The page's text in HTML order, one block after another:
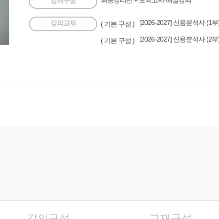
강의교재 ( 기본 구성 ) [2026-2027] 신용분석사 (1
( 기본 구성 ) [2026-2027] 신용분석사 (2